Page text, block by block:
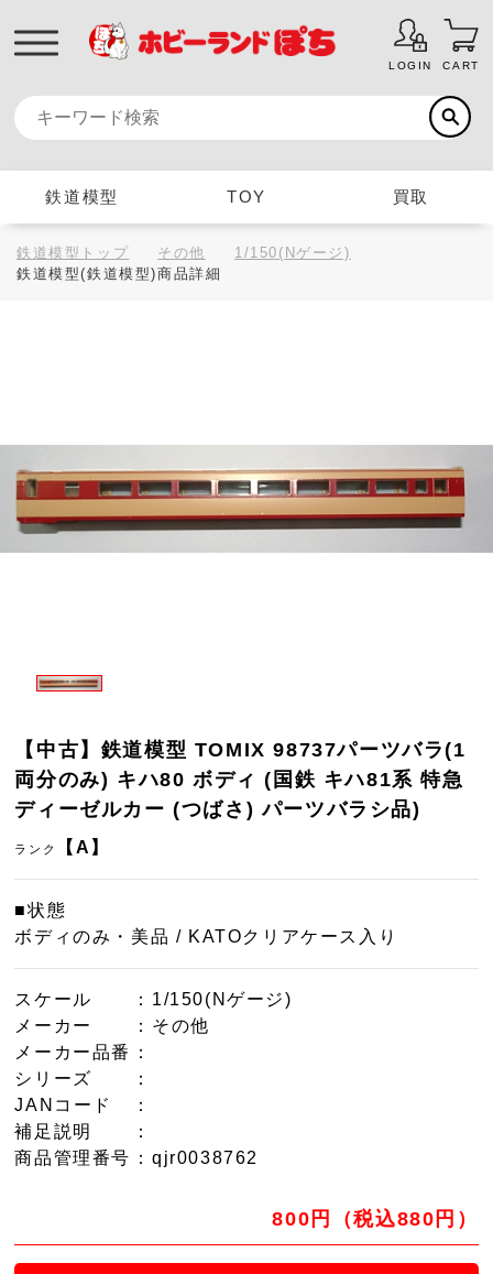
LOGIN CART
鉄道模型 TOY 買取
鉄道模型トップ その他
1/150(Nゲージ)
鉄道模型(鉄道模型)商品詳細
【中古】鉄道模型 TOMIX 98737パーツバラ(1
両分のみ) キハ80 ボディ (国鉄 キハ81系 特急
ディーゼルカー (つばさ) パーツバラシ品)
ランク 【A】
■状態
ボディのみ・美品 / KATOクリアケース入り
スケール
：1/150(Nゲージ)
メーカー
：その他
メーカー品番
：
シリーズ
：
JANコード
：
補足説明
：
商品管理番号 ：qjr0038762
800円（税込880円）